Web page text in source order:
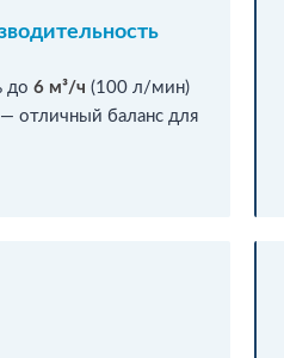
до 6 м³/ч (100 л/мин)
отличный баланс для